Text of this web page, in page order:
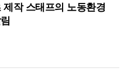
작 스태프의 노동환경